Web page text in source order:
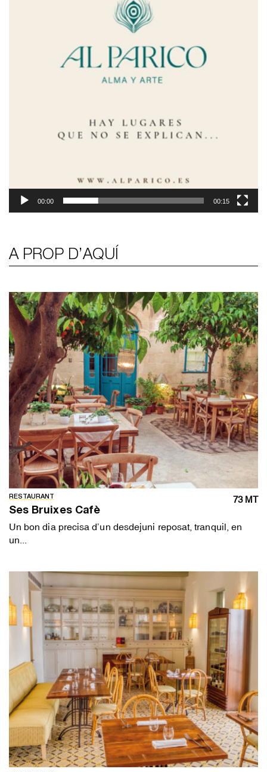
00:00 00:15
A PROP D’AQUÍ
RESTAURANT 73 MT
Ses Bruixes Cafè
Un bon dia precisa d’un desdejuni reposat, tranquil, en
un...